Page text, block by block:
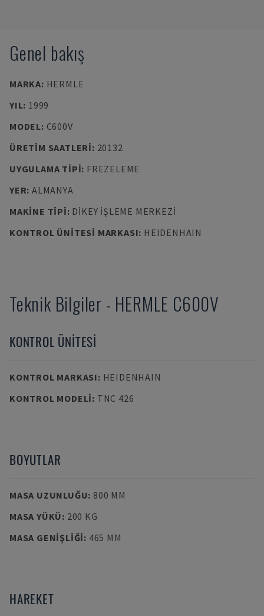
Genel bakış
MARKA: HERMLE
YIL: 1999
MODEL: C600V
ÜRETIM SAATLERI: 20132
UYGULAMA TIPI: FREZELEME
YER: ALMANYA
MAKINE TIPI: DIKEY İŞLEME MERKEZI
KONTROL ÜNITESI MARKASI: HEIDENHAIN
Teknik Bilgiler - HERMLE C600V
KONTROL ÜNITESI
KONTROL MARKASI: HEIDENHAIN
KONTROL MODELI: TNC 426
BOYUTLAR
MASA UZUNLUĞU: 800 MM
MASA YÜKÜ: 200 KG
MASA GENIŞLIĞI: 465 MM
HAREKET